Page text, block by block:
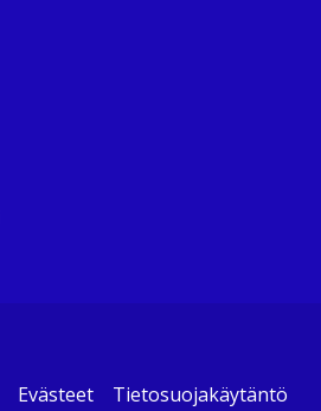
Evästeet Tietosuojakäytäntö